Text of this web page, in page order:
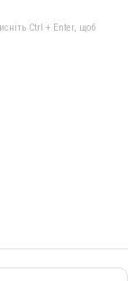
Ctrl + Enter, щоб